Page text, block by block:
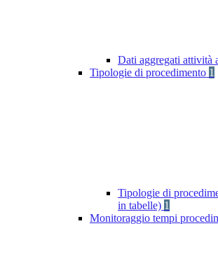
Dati aggregati attività
Tipologie di procedimento 1
Tipologie di
in tabelle) 1
Monitoraggio tempi